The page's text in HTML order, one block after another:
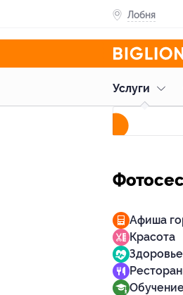
Лобня
Услуги
Афиша
Красота
Здоровье